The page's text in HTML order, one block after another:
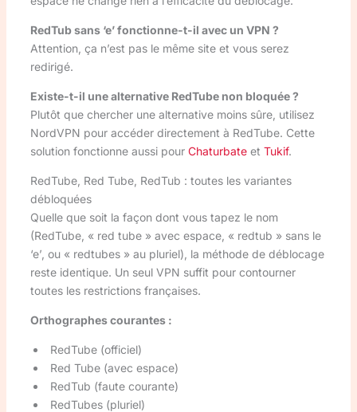
RedTub sans ‘e’ fonctionne-t-il avec un VPN ?
Attention, ça n’est pas le même site et vous serez
redirigé.
Existe-t-il une alternative RedTube non bloquée ?
Plutôt que chercher une alternative moins sûre, utilisez
NordVPN pour accéder directement à RedTube. Cette
solution fonctionne aussi pour Chaturbateet Tukif.
RedTube, Red Tube, RedTub : toutes les variantes
débloquées
Quelle que soit la façon dont vous tapez le nom
(RedTube, « red tube » avec espace, « redtub » sans le
‘e’, ou « redtubes » au pluriel), la méthode de déblocage
reste identique. Un seul VPN suffit pour contourner
toutes les restrictions françaises.
Orthographes courantes :
RedTube (officiel)
Red Tube (avec espace)
RedTub (faute courante)
RedTubes (pluriel)